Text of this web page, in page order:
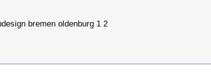
bremen oldenburg 1 2